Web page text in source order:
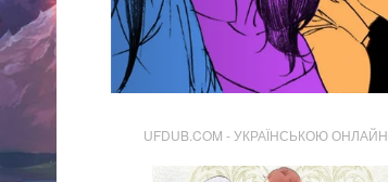
UFDUB.COM - УКРАЇНСЬКОЮ ОНЛАЙН